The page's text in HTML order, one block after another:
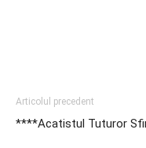
Articolul precedent
****Acatistul Tuturor